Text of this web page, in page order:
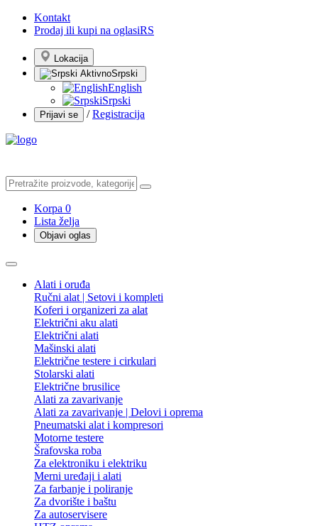
Kontakt
Prodaj ili kupi na oglasiRS
Lokacija
Srpski
English
Srpski
Prijavi se / Registracija
Korpa 0
Lista želja
Objavi oglas
Alati i oruđa
Ručni alat | Setovi i kompleti
Koferi i organizeri za alat
Električni aku alati
Električni alati
Mašinski alati
Električne testere i cirkulari
Stolarski alati
Električne brusilice
Alati za zavarivanje
Alati za zavarivanje | Delovi i oprema
Pneumatski alat i kompresori
Motorne testere
Šrafovska roba
Za elektroniku i elektriku
Merni uređaji i alati
Za farbanje i poliranje
Za dvorište i baštu
Za autoservisere